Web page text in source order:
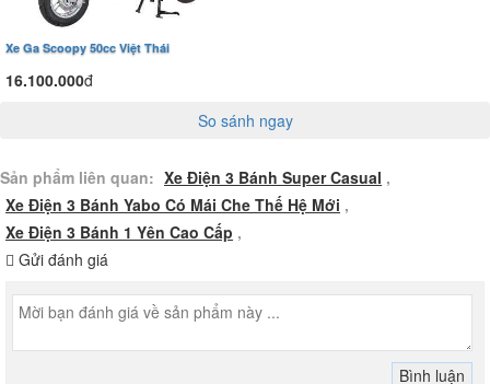
Xe Ga Scoopy 50cc Việt Thái
16.100.000đ
So sánh ngay
Sản phẩm liên quan: Xe Điện 3 Bánh Super Casual ,
Xe Điện 3 Bánh Yabo Có Mái Che Thế Hệ Mới ,
Xe Điện 3 Bánh 1 Yên Cao Cấp ,
Gửi đánh giá